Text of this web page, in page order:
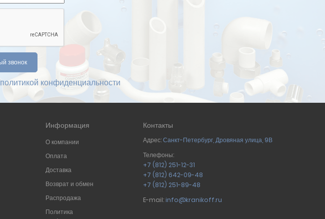
политикой конфиденциальности
Информация
О компании
Оплата
Доставка
Возврат и обмен
Распродажа
Политика
Контакты
Адрес:Санкт-Петербург, Дровяная улица, 9В
Телефоны:
+7 (812) 251-12-31
+7 (812) 642-09-48
+7 (812) 251-89-48
E-mail: info@kranikoff.ru